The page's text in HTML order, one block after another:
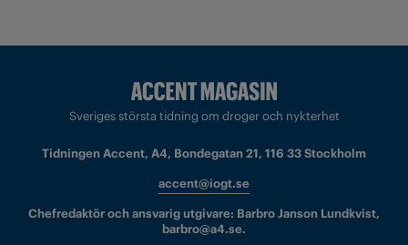
Sveriges största tidning om droger och nykterhet
Tidningen Accent, A4, Bondegatan 21, 116 33 Stockholm
accent@iogt.se
Chefredaktör och ansvarig utgivare: Barbro Janson Lundkvist,
barbro@a4.se.